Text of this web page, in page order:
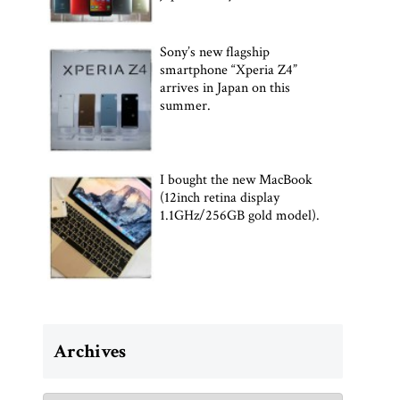
Sony’s new flagship
smartphone “Xperia Z4”
arrives in Japan on this
summer.
I bought the new MacBook
(12inch retina display
1.1GHz/256GB gold model).
Archives